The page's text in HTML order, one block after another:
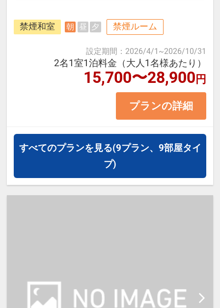
総料理長の元、豊富な素材を使った
旬の土佐料理をお楽しみいただける
よう心掛けております。
〈お部屋タイプ〉
街側和室 10畳 1～5名様1室 バ
【宿泊施設における「こども・添い
寝」について】
追加代金を現地にてご確認くださ
い。
禁煙和室 朝 昼 夕 禁煙ルーム
設定期間 ： 2026/4/1 ~2026/10/31
2名1室1泊料金（大人1名様あたり）
15,700〜28,900円
プランの詳細
すべてのプランを見る(9プラン、9部屋タイ
プ)